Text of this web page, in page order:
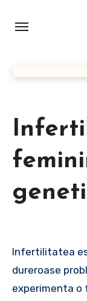
Infertilitatea este una dintre cele mai delicate și
dureroase
experimenta o